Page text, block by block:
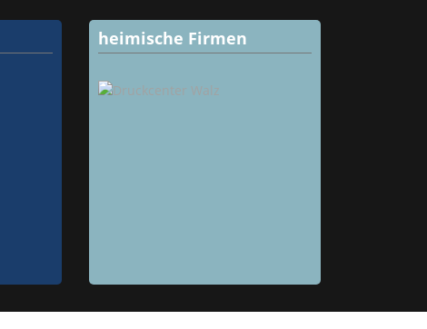
heimische Firmen